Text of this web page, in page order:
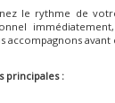
le rythme de
accompagnons
principales :